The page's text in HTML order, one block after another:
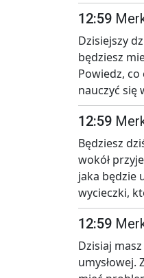
12:59
Dzisiejszy
będziesz
Powiedz,
nauczyć się
12:59
Będziesz
wokół
jaka będzie
wycieczki,
12:59
Dzisiaj
umysłowej.